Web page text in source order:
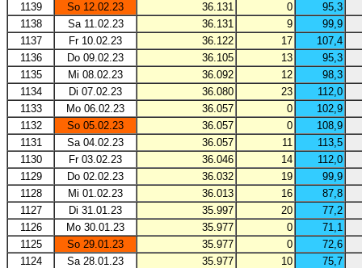
1139
So 12.02.23 36.131 0
95,3
1138
Sa 11.02.23 36.131 9
99,9
1137
Fr 10.02.23 36.122 17
107,4
1136
Do 09.02.23 36.105 13
95,3
1135
Mi 08.02.23 36.092 12
98,3
1134
Di 07.02.23 36.080 23
112,0
1133
Mo 06.02.23 36.057 0
102,9
1132
So 05.02.23 36.057 0
108,9
1131
Sa 04.02.23 36.057 11
113,5
1130
Fr 03.02.23 36.046 14
112,0
1129
Do 02.02.23 36.032 19
99,9
1128
Mi 01.02.23 36.013 16
87,8
1127
Di 31.01.23 35.997 20
77,2
1126
Mo 30.01.23 35.977 0
71,1
1125
So 29.01.23 35.977 0
72,6
1124
Sa 28.01.23 35.977 10
75,7